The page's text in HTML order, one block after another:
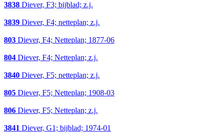
3838 Diever, F3; bijblad; z.j.
3839 Diever, F4; netteplan; z.j.
803 Diever, F4; Netteplan; 1877-06
804 Diever, F4; Netteplan; z.j.
3840 Diever, F5; netteplan; z.j.
805 Diever, F5; Netteplan; 1908-03
806 Diever, F5; Netteplan; z.j.
3841 Diever, G1; bijblad; 1974-01